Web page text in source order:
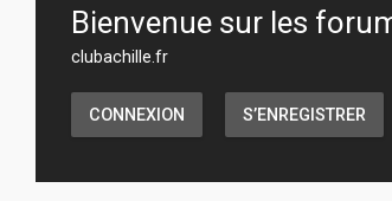
Bienvenue sur les
clubachille.fr
CONNEXION S’ENREGISTRER